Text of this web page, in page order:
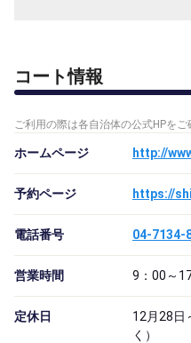
コート情報
ご利用の際は各自治体の公式HPをご
ホームページ
予約ページ
電話番号 04-7134-
営業時間 9：00～
定休日
12月28日
く）